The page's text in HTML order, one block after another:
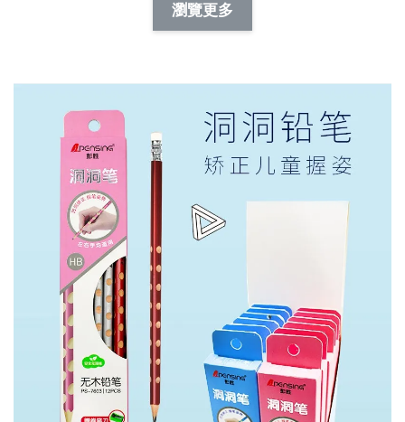
NT$ 19.00
NT$ 66.00
加入購物車
瀏覽更多